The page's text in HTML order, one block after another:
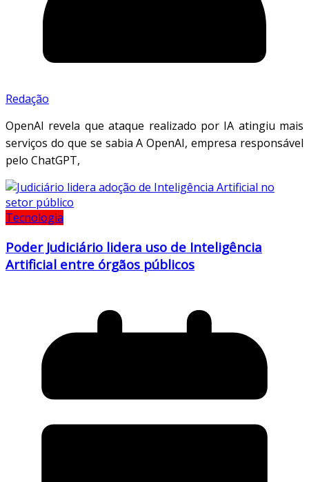
Redação
OpenAI revela que ataque realizado por IA atingiu mais
serviços do que se sabia A OpenAI, empresa responsável
pelo ChatGPT,
Tecnologia
Poder Judiciário lidera uso de Inteligência
Artificial entre órgãos públicos